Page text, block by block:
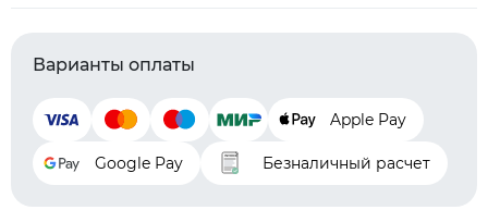
Варианты оплаты
Apple Pay
Google Pay Безналичный расчет